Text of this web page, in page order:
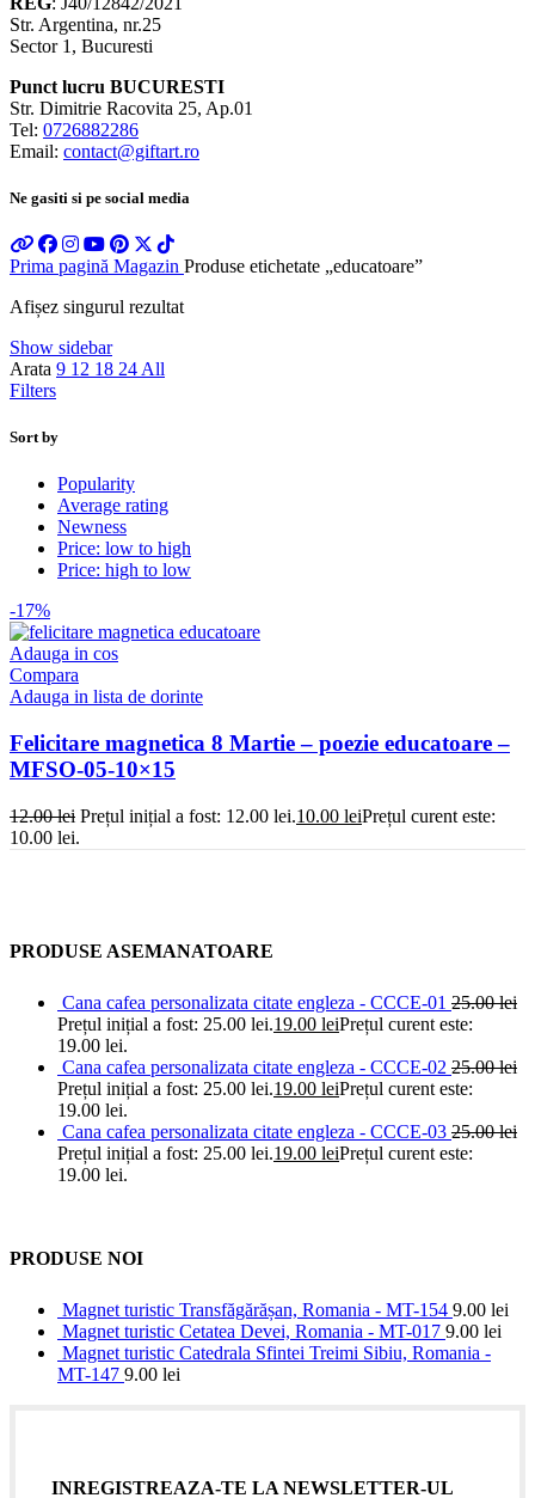
Str. Argentina, nr.25
Sector 1, Bucuresti
Punct lucru BUCURESTI
Str. Dimitrie Racovita 25, Ap.01
Tel: 0726882286
Email: contact@giftart.ro
Ne gasiti si pe social media
Prima pagină Magazin Produse etichetate „educatoare”
Afișez singurul rezultat
Show sidebar
Arata 9 12 18 24 All
Filters
Sort by
Popularity
Average rating
Newness
Price: low to high
Price: high to low
-17%
Adauga in cos
Compara
Adauga in lista de dorinte
Felicitare magnetica 8 Martie – poezie educatoare –
MFSO-05-10×15
12.00lei Prețul inițial a fost: 12.00 lei.10.00 leiPrețul curent este:
10.00 lei.
PRODUSE ASEMANATOARE
Cana cafea personalizata citate engleza - CCCE-01 25.00lei
Prețul inițial a fost: 25.00 lei.19.00 leiPrețul curent este:
19.00 lei.
Cana cafea personalizata citate engleza - CCCE-02 25.00lei
Prețul inițial a fost: 25.00 lei.19.00 leiPrețul curent este:
19.00 lei.
Cana cafea personalizata citate engleza - CCCE-03 25.00lei
Prețul inițial a fost: 25.00 lei.19.00 leiPrețul curent este:
19.00 lei.
PRODUSE NOI
Magnet turistic Transfăgărășan, Romania - MT-154 9.00 lei
Magnet turistic Cetatea Devei, Romania - MT-017 9.00 lei
Magnet turistic Catedrala Sfintei Treimi Sibiu, Romania -
MT-147 9.00 lei
INREGISTREAZA-TE LA NEWSLETTER-UL